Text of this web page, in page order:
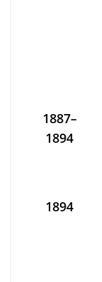
1887–
1894
1894